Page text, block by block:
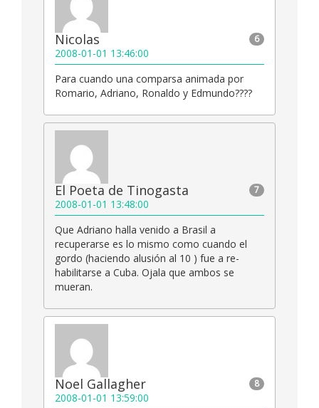
6
Nicolas
2008-01-01 13:46:00
Para cuando una comparsa animada por
Romario, Adriano, Ronaldo y Edmundo????
7
El Poeta de Tinogasta
2008-01-01 13:48:00
Que Adriano halla venido a Brasil a
recuperarse es lo mismo como cuando el
gordo (haciendo alusión al 10 ) fue a re-
habilitarse a Cuba. Ojala que ambos se
mueran.
8
Noel Gallagher
2008-01-01 13:59:00